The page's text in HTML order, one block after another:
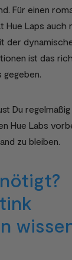
Für einen
Hue Laps auch
der
ist das
gegeben.
Du
Hue Labs
zu bleiben.